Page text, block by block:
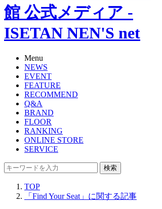
館 公式メディア -
ISETAN NEN'S net
Menu
NEWS
EVENT
FEATURE
RECOMMEND
Q&A
BRAND
FLOOR
RANKING
ONLINE STORE
SERVICE
検索
TOP
「Find Your Seat」に関する記事